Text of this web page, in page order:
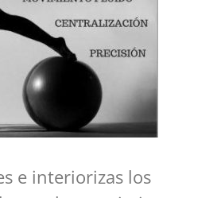
e interiorizas los